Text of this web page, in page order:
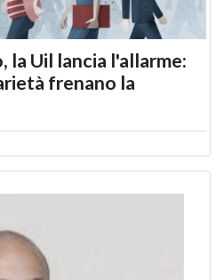
la Uil lancia l'allarme:
frenano la